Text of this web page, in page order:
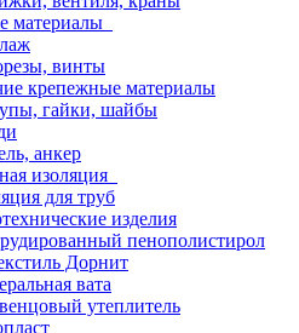
материалы
винты
крепежные материалы
гайки, шайбы
анкер
изоляция
для труб
изделия
пенополистирол
Дорнит
вата
утеплитель